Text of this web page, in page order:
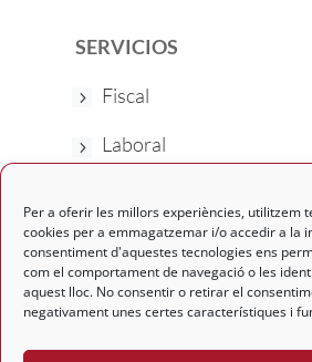
Per a oferir les millors experiències, utilitzem
cookies per a emmagatzemar i/o accedir a la
consentiment d'aquestes tecnologies ens
com el comportament de navegació o les
aquest lloc. No consentir o retirar el
negativament unes certes característiques i
SERVICIOS
Fiscal
Laboral
Contable
Jurídica